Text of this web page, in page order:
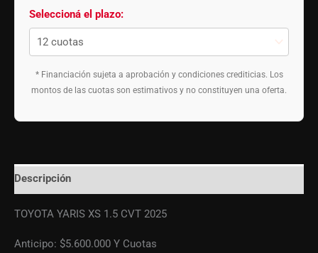
Seleccioná el plazo:
* Financiación sujeta a aprobación y condiciones crediticias. Los
montos de las cuotas son estimativos y no constituyen una oferta.
Descripción
TOYOTA YARIS XS 1.5 CVT 2025
Anticipo: $5.600.000 Y Cuotas